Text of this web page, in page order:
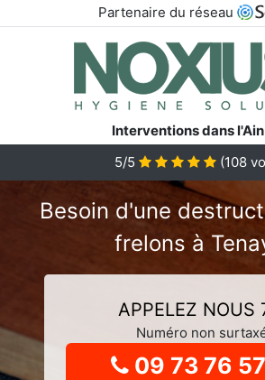
Partenaire du réseau
Interventions dans
5/5 (108
Besoin d'une
frelons à
APPELEZ NOUS
Numéro non
09 73 76 57